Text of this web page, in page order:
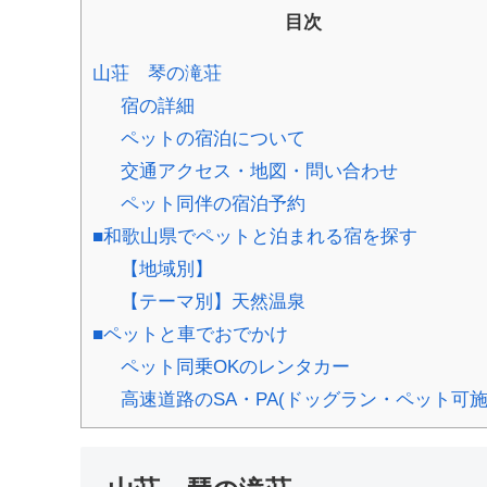
目次
山荘 琴の滝荘
宿の詳細
ペットの宿泊について
交通アクセス・地図・問い合わせ
ペット同伴の宿泊予約
■和歌山県でペットと泊まれる宿を探す
【地域別】
【テーマ別】天然温泉
■ペットと車でおでかけ
ペット同乗OKのレンタカー
高速道路のSA・PA(ドッグラン・ペット可